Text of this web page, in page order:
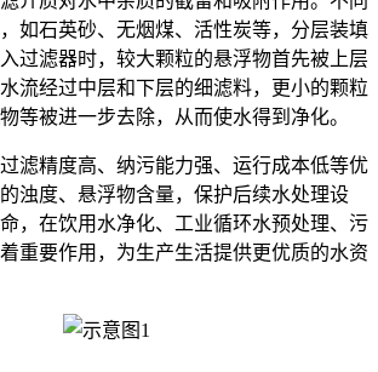
如石英砂、无烟煤、活性炭等，分层装填
过滤器时，较大颗粒的悬浮物首先被上层
流经过中层和下层的细滤料，更小的颗粒
等被进一步去除，从而使水得到净化。
滤精度高、纳污能力强、运行成本低等优
浊度、悬浮物含量，保护后续水处理设
，在饮用水净化、工业循环水预处理、污
重要作用，为生产生活提供更优质的水资